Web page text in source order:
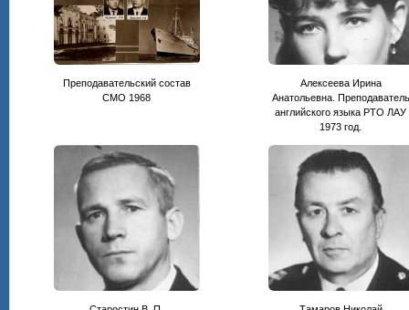
Преподавательский состав
СМО 1968
Алексеева Ирина
Анатольевна. Преподаватель
английского языка РТО ЛАУ
1973 год.